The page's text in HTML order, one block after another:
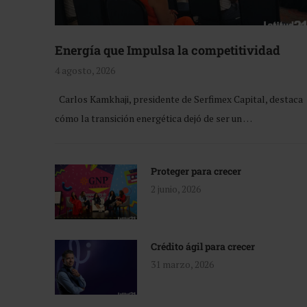
Energía que Impulsa la competitividad
4 agosto, 2026
Carlos Kamkhaji, presidente de Serfimex Capital, destaca
cómo la transición energética dejó de ser un …
Proteger para crecer
2 junio, 2026
Crédito ágil para crecer
31 marzo, 2026